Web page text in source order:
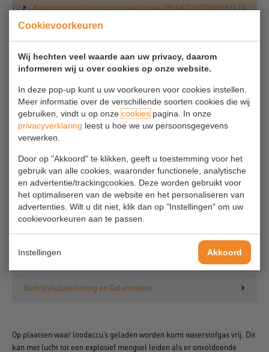
Cookievoorkeuren
Wij hechten veel waarde aan uw privacy, daarom
informeren wij u over cookies op onze website.
In deze pop-up kunt u uw voorkeuren voor cookies instellen.
Meer informatie over de verschillende soorten cookies die wij
gebruiken, vindt u op onzecookiespagina. In onze
privacyverklaring leest u hoe we uw persoonsgegevens
verwerken.
Door op "Akkoord" te klikken, geeft u toestemming voor het
gebruik van alle cookies, waaronder functionele, analytische
en advertentie/trackingcookies. Deze worden gebruikt voor
het optimaliseren van de website en het personaliseren van
advertenties. Wilt u dit niet, klik dan op "Instellingen" om uw
cookievoorkeuren aan te passen.
Instellingen Akkoord
Keuringsinstelling magazijnstellingen (PRAKTIJKVOORBEELD)
Borging veilig werken bij draaiende machines en installaties
(PRAKTIJKVOORBEELD)
Procedure veilig onderhoud aan machines en installaties
Blusmiddelen in het magazijn (PRAKTIJKVOORBEELD)
Vluchtweg aanduiding met noodverlichting
(PRAKTIJKVOORBEELD)
Huisregels begeleiden bezoekers (PRAKTIJKVOORBEELD)
Afspraken bij brandgevaarlijke werkzaamheden
(PRAKTIJKVOORBEELD)
Explosieveiligheidsdocument acculaadplaatsen
Veilig transporteren
Bedrijfshulpverlening en Calamiteiten
Op plaatsen waar loodaccu’s geladen worden komt waterstofgas vrij. Dit
kan met lucht tot een explosief mengsel leiden als er onvoldoende